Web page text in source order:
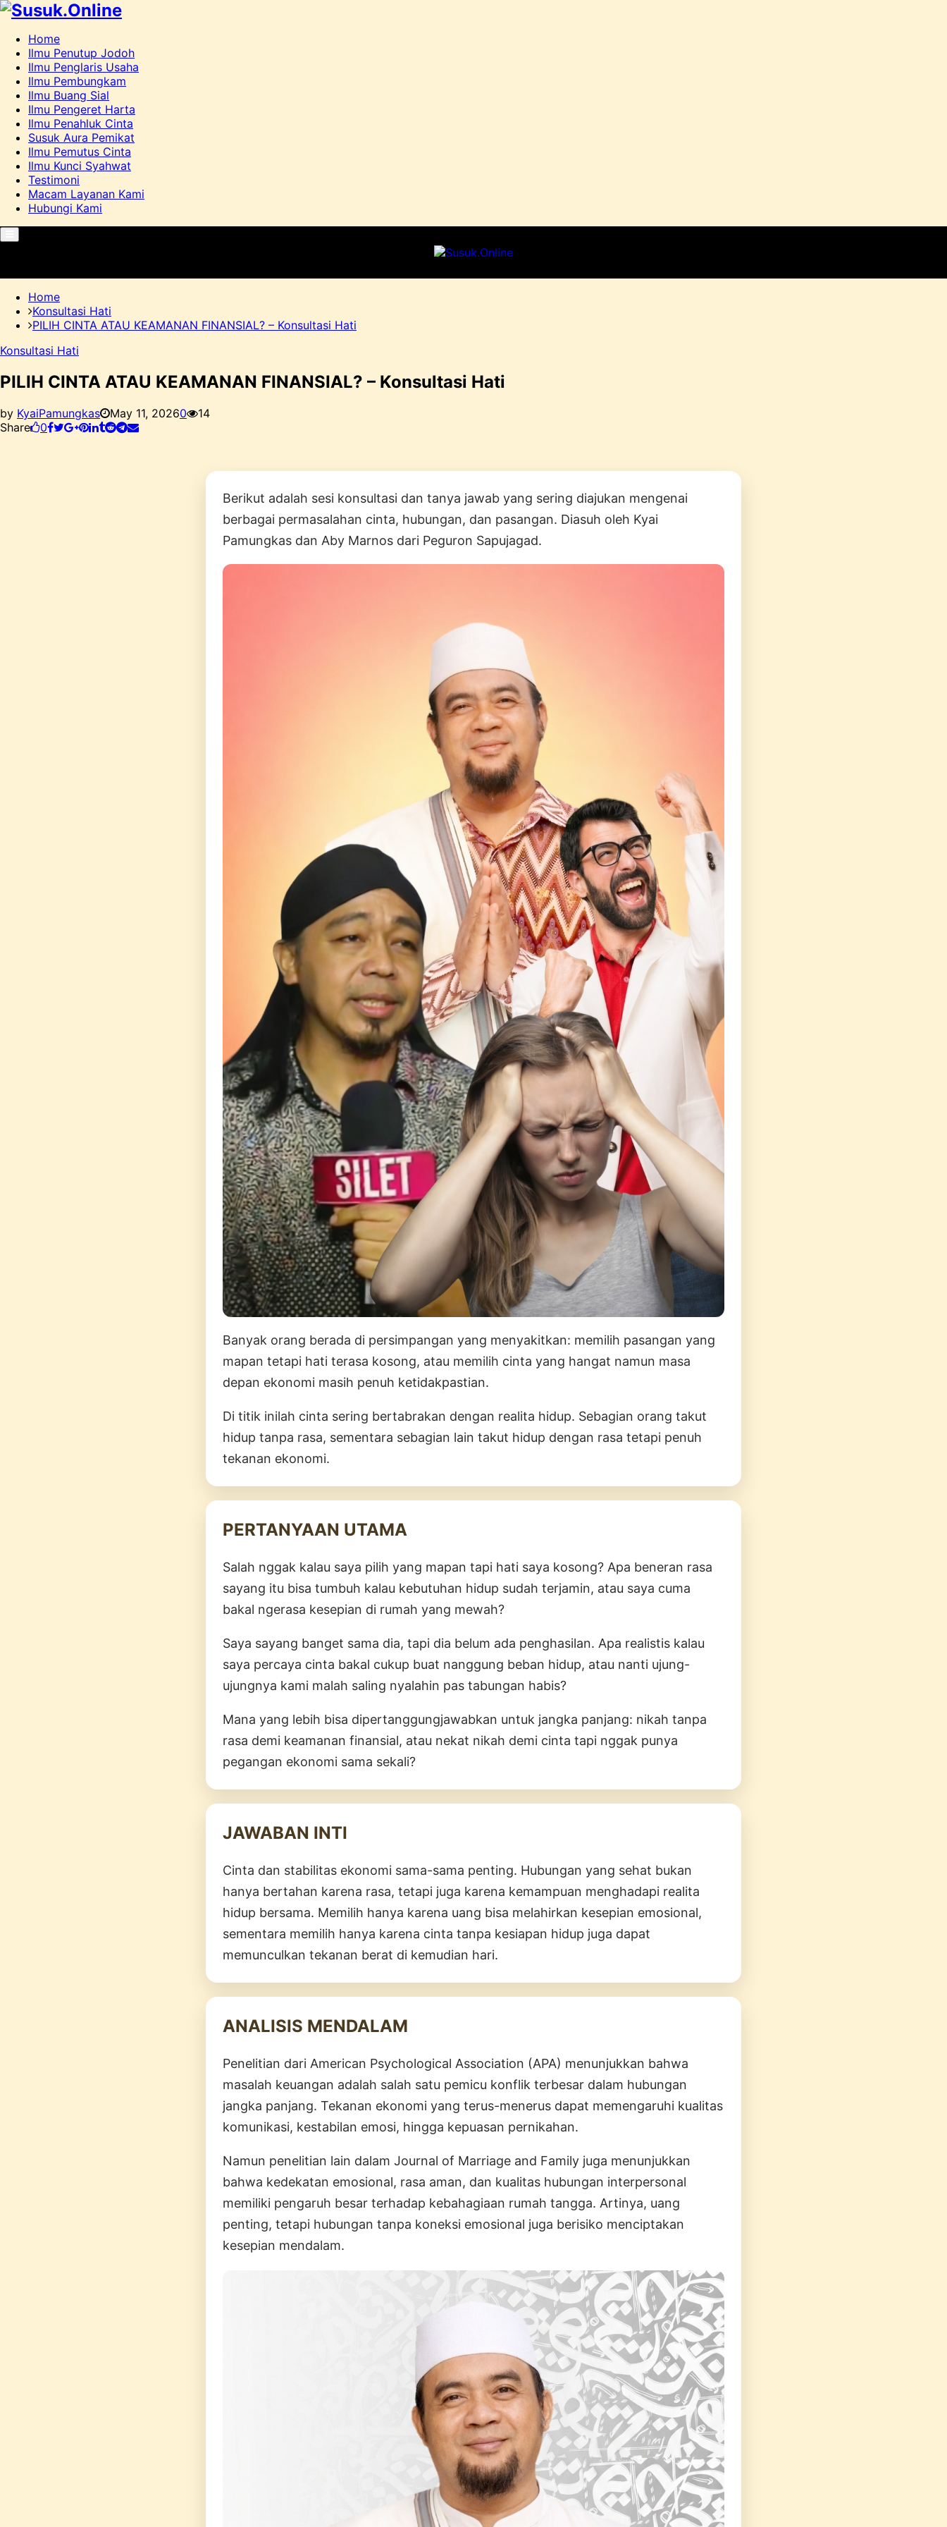
Home
Ilmu Penutup Jodoh
Ilmu Penglaris Usaha
Ilmu Pembungkam
Ilmu Buang Sial
Ilmu Pengeret Harta
Ilmu Penahluk Cinta
Susuk Aura Pemikat
Ilmu Pemutus Cinta
Ilmu Kunci Syahwat
Testimoni
Macam Layanan Kami
Hubungi Kami
Menu
Home
Konsultasi Hati
PILIH CINTA ATAU KEAMANAN FINANSIAL? – Konsultasi Hati
Konsultasi Hati
PILIH CINTA ATAU KEAMANAN FINANSIAL? – Konsultasi Hati
by KyaiPamungkas May 11, 20260
14
Share
0
Berikut adalah sesi konsultasi dan tanya jawab yang sering diajukan mengenai
berbagai permasalahan cinta, hubungan, dan pasangan. Diasuh oleh Kyai
Pamungkas dan Aby Marnos dari Peguron Sapujagad.
Banyak orang berada di persimpangan yang menyakitkan: memilih pasangan yang
mapan tetapi hati terasa kosong, atau memilih cinta yang hangat namun masa
depan ekonomi masih penuh ketidakpastian.
Di titik inilah cinta sering bertabrakan dengan realita hidup. Sebagian orang takut
hidup tanpa rasa, sementara sebagian lain takut hidup dengan rasa tetapi penuh
tekanan ekonomi.
PERTANYAAN UTAMA
Salah nggak kalau saya pilih yang mapan tapi hati saya kosong? Apa beneran rasa
sayang itu bisa tumbuh kalau kebutuhan hidup sudah terjamin, atau saya cuma
bakal ngerasa kesepian di rumah yang mewah?
Saya sayang banget sama dia, tapi dia belum ada penghasilan. Apa realistis kalau
saya percaya cinta bakal cukup buat nanggung beban hidup, atau nanti ujung-
ujungnya kami malah saling nyalahin pas tabungan habis?
Mana yang lebih bisa dipertanggungjawabkan untuk jangka panjang: nikah tanpa
rasa demi keamanan finansial, atau nekat nikah demi cinta tapi nggak punya
pegangan ekonomi sama sekali?
JAWABAN INTI
Cinta dan stabilitas ekonomi sama-sama penting. Hubungan yang sehat bukan
hanya bertahan karena rasa, tetapi juga karena kemampuan menghadapi realita
hidup bersama. Memilih hanya karena uang bisa melahirkan kesepian emosional,
sementara memilih hanya karena cinta tanpa kesiapan hidup juga dapat
memunculkan tekanan berat di kemudian hari.
ANALISIS MENDALAM
Penelitian dari American Psychological Association (APA) menunjukkan bahwa
masalah keuangan adalah salah satu pemicu konflik terbesar dalam hubungan
jangka panjang. Tekanan ekonomi yang terus-menerus dapat memengaruhi kualitas
komunikasi, kestabilan emosi, hingga kepuasan pernikahan.
Namun penelitian lain dalam Journal of Marriage and Family juga menunjukkan
bahwa kedekatan emosional, rasa aman, dan kualitas hubungan interpersonal
memiliki pengaruh besar terhadap kebahagiaan rumah tangga. Artinya, uang
penting, tetapi hubungan tanpa koneksi emosional juga berisiko menciptakan
kesepian mendalam.